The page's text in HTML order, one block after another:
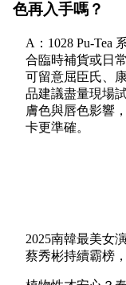
色再入手嗎？
A：1028 Pu-Tea
合臨時補貨或日
可留意屈臣氏、
品建議盡量現場
膚色與唇色影響
卡更準確。
2025南韓最美女
蔡秀彬持續霸榜